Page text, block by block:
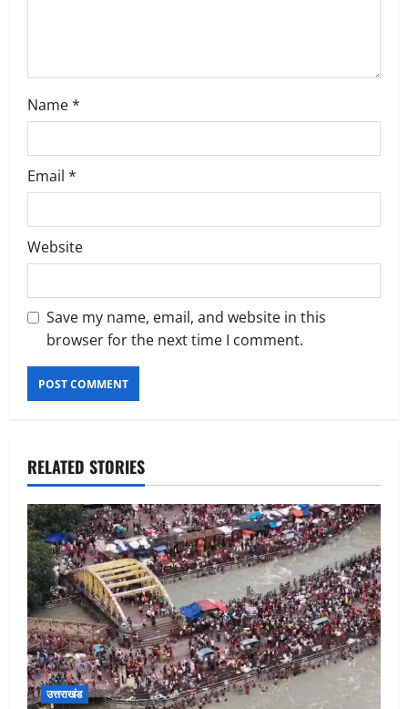
Name*
Email *
Website
Save my name, email, and website in this
browser for the next time I comment.
RELATED STORIES
उत्तराखंड